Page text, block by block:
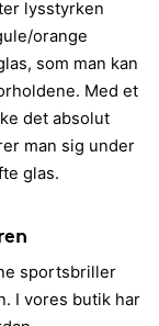
lysstyrken
orange
som man kan
Med et
det absolut
man sig under
glas.
sportsbriller
I vores butik har